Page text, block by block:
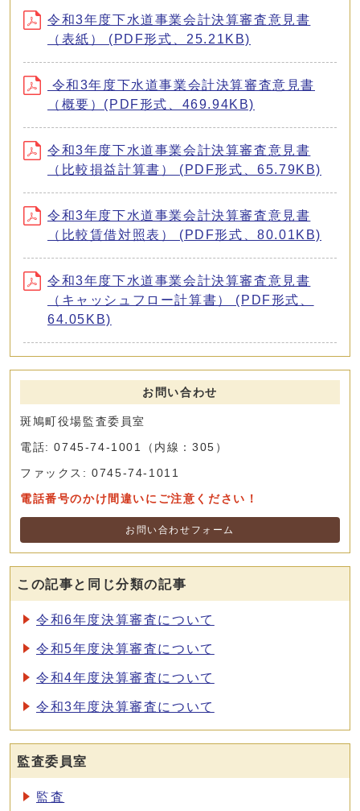
令和3年度下水道事業会計決算審査意見書
（表紙） (PDF形式、25.21KB)
令和3年度下水道事業会計決算審査意見書
（概要）(PDF形式、469.94KB)
令和3年度下水道事業会計決算審査意見書
（比較損益計算書） (PDF形式、65.79KB)
令和3年度下水道事業会計決算審査意見書
（比較賃借対照表） (PDF形式、80.01KB)
令和3年度下水道事業会計決算審査意見書
（キャッシュフロー計算書） (PDF形式、
64.05KB)
お問い合わせ
斑鳩町役場監査委員室
電話: 0745-74-1001（内線：305）
ファックス: 0745-74-1011
電話番号のかけ間違いにご注意ください！
お問い合わせフォーム
この記事と同じ分類の記事
令和6年度決算審査について
令和5年度決算審査について
令和4年度決算審査について
令和3年度決算審査について
監査委員室
監査